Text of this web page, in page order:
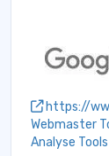
https://
Webmaster
Analyse Tools